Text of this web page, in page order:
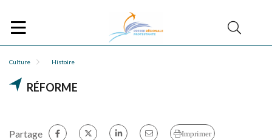
Culture Histoire
RÉFORME
Partage Imprimer